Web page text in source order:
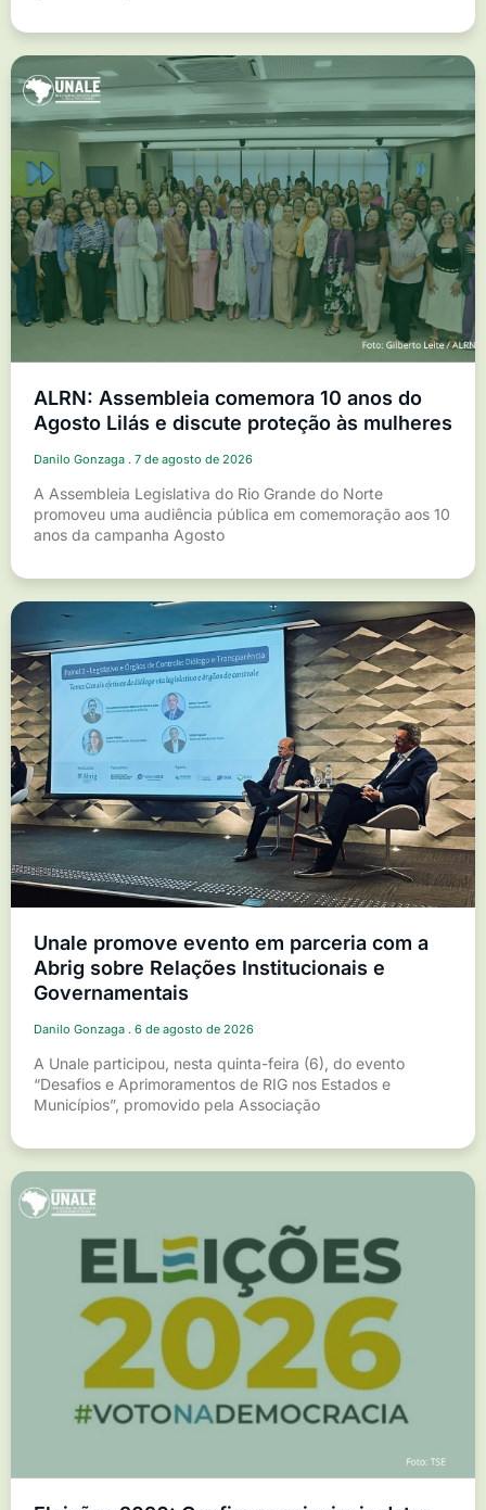
ALRN: Assembleia comemora 10 anos do
Agosto Lilás e discute proteção às mulheres
Danilo Gonzaga 7 de agosto de 2026
A Assembleia Legislativa do Rio Grande do Norte
promoveu uma audiência pública em comemoração aos 10
anos da campanha Agosto
Unale promove evento em parceria com a
Abrig sobre Relações Institucionais e
Governamentais
Danilo Gonzaga 6 de agosto de 2026
A Unale participou, nesta quinta-feira (6), do evento
“Desafios e Aprimoramentos de RIG nos Estados e
Municípios”, promovido pela Associação